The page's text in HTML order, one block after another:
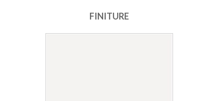
FINITURE